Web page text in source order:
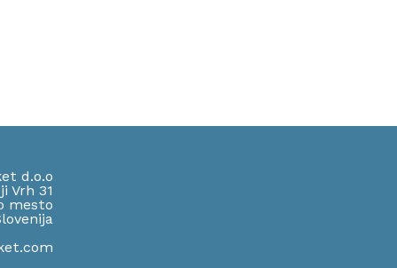
d.o.o
Vrh 31
mesto
enija